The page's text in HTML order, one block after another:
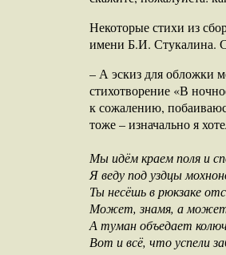
Некоторые стихи из
имени Б.И. Стукалина.
– А эскиз для обложки
стихотворение «В
к сожалению,
тоже – изначально я
Мы идём краем поля и
Я веду под уздцы
Ты несёшь в рюкзаке
Может, знамя, а
А туман объедает
Вот и всё, что успели